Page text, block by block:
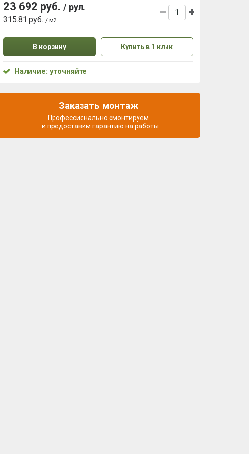
23 692 руб. / рул.
315.81 руб. / м2
В корзину Купить в 1 клик
Наличие: уточняйте
Заказать монтаж
Профессионально смонтируем
и предоставим гарантию на работы